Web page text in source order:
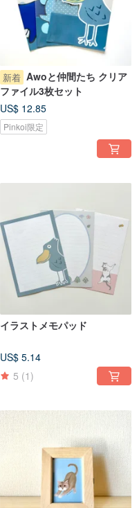
新着 Awoと仲間たち クリア
ファイル3枚セット
US$ 12.85
Pinkoi限定
イラストメモパッド
US$ 5.14
5 (1)